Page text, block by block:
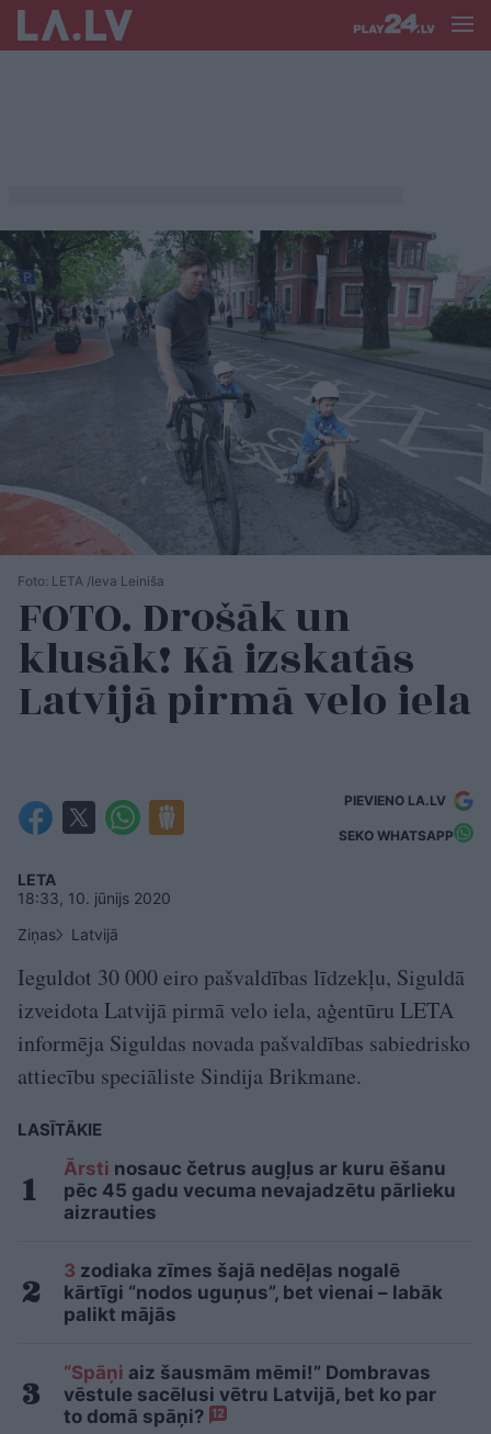
Foto: LETA /Ieva Leiniša
FOTO. Drošāk un
klusāk! Kā izskatās
Latvijā pirmā velo iela
PIEVIENO LA.LV
SEKO WHATSAPP
LETA
18:33, 10. jūnijs 2020
Ziņas
Latvijā
Ieguldot 30 000 eiro pašvaldības līdzekļu, Siguldā
izveidota Latvijā pirmā velo iela, aģentūru LETA
informēja Siguldas novada pašvaldības sabiedrisko
attiecību speciāliste Sindija Brikmane.
LASĪTĀKIE
Ārsti nosauc četrus augļus ar kuru ēšanu
pēc 45 gadu vecuma nevajadzētu pārlieku
aizrauties
3 zodiaka zīmes šajā nedēļas nogalē
kārtīgi “nodos uguņus”, bet vienai – labāk
palikt mājās
“Spāņi aiz šausmām mēmi!” Dombravas
vēstule sacēlusi vētru Latvijā, bet ko par
to domā spāņi? 12